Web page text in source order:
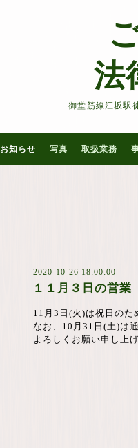
法
御堂筋線江坂駅
お知らせ 写真 取扱業務
2020-10-26 18:00:00
１１月３日の営業
11月3日(火)は祝日のた
なお、10月31日(土)は
よろしくお願い申し上げ